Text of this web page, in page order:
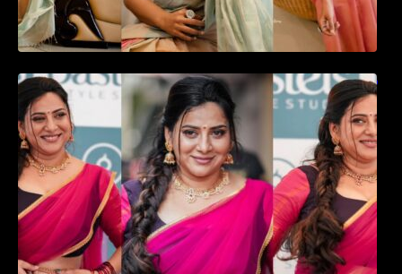
ഉദ്ഘാടന വേദിയിൽ ആരാധരെ മയക്കുന്ന
തകർപ്പൻ ഡൻസുമായി അന്ന രാജൻ..